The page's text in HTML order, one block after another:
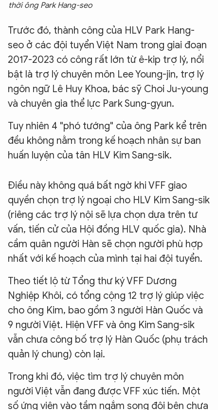
thời ông Park Hang-seo
Trước đó, thành công của HLV Park Hang-
seo ở các đội tuyển Việt Nam trong giai đoạn
2017-2023 có công rất lớn từ ê-kip trợ lý, nổi
bật là trợ lý chuyên môn Lee Young-jin, trợ lý
ngôn ngữ Lê Huy Khoa, bác sỹ Choi Ju-young
và chuyên gia thể lực Park Sung-gyun.
Tuy nhiên 4 "phó tướng" của ông Park kể trên
đều không nằm trong kế hoạch nhân sự ban
huấn luyện của tân HLV Kim Sang-sik.
Điều này không quá bất ngờ khi VFF giao
quyền chọn trợ lý ngoại cho HLV Kim Sang-sik
(riêng các trợ lý nội sẽ lựa chọn dựa trên tư
vấn, tiến cử của Hội đồng HLV quốc gia). Nhà
cầm quân người Hàn sẽ chọn người phù hợp
nhất với kế hoạch của mình tại hai đội tuyển.
Theo tiết lộ từ Tổng thư ký VFF Dương
Nghiệp Khôi, có tổng cộng 12 trợ lý giúp việc
cho ông Kim, bao gồm 3 người Hàn Quốc và
9 người Việt. Hiện VFF và ông Kim Sang-sik
vẫn chưa công bố trợ lý Hàn Quốc (phụ trách
quản lý chung) còn lại.
Trong khi đó, việc tìm trợ lý chuyên môn
người Việt vẫn đang được VFF xúc tiến. Một
số ứng viên vào tầm ngắm song đôi bên chưa